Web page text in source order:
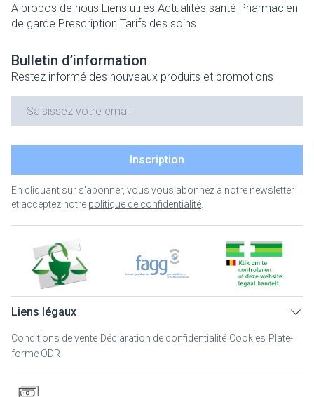
A propos de nous Liens utiles Actualités santé Pharmacien
de garde Prescription Tarifs des soins
Bulletin d’information
Restez informé des nouveaux produits et promotions
Inscription
En cliquant sur s'abonner, vous vous abonnez à notre newsletter
et acceptez notre politique de confidentialité
Liens légaux
Conditions de vente Déclaration de confidentialité Cookies Plate-
forme ODR